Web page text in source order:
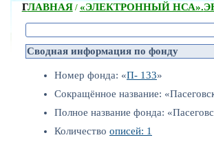
ГЛАВНАЯ/ «ЭЛЕКТРОННЫЙ НСА».
Сводная информация по фонду
Номер фонда: «П- 133»
Сокращённое название:
Полное название фонда:
Количество описей: 1